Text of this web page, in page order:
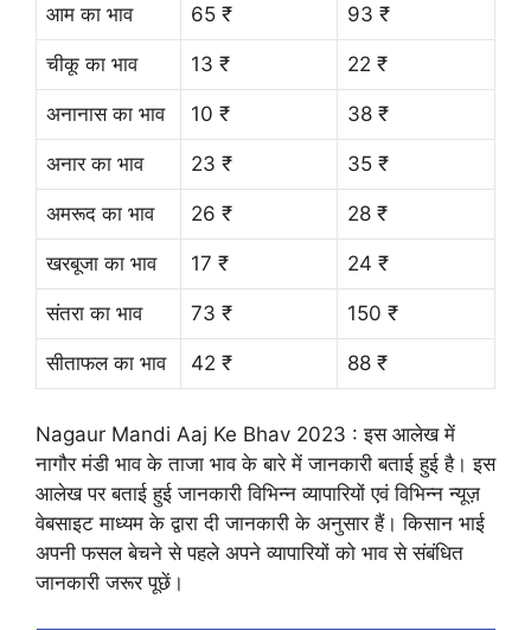
आम का भाव 65 ₹ 93 ₹
चीकू का भाव 13 ₹ 22 ₹
अनानास का भाव 10 ₹ 38 ₹
अनार का भाव 23 ₹ 35 ₹
अमरूद का भाव 26 ₹ 28 ₹
खरबूजा का भाव 17 ₹ 24 ₹
संतरा का भाव 73 ₹ 150 ₹
सीताफल का भाव 42 ₹ 88 ₹
Nagaur Mandi Aaj Ke Bhav 2023 : इस आलेख में
नागौर मंडी भाव के ताजा भाव के बारे में जानकारी बताई हुई है। इस
आलेख पर बताई हुई जानकारी विभिन्न व्यापारियों एवं विभिन्न न्यूज़
वेबसाइट माध्यम के द्वारा दी जानकारी के अनुसार हैं। किसान भाई
अपनी फसल बेचने से पहले अपने व्यापारियों को भाव से संबंधित
जानकारी जरूर पूछें।